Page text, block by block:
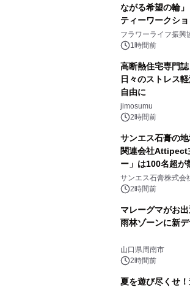
ながる希望の輪
ティーワークシ
山・射水で開催
フラワーライフ振興
1時間前
高断熱住宅専門
日々のストレス
自由に
jimosumu
2時間前
サンエス石膏の
関連会社Attipect
ー」は100名超が
れました。
サンエス石膏株式会
2時間前
マレーグマがお
雨林ゾーンに新
山口県周南市
2時間前
夏を遊び尽くせ